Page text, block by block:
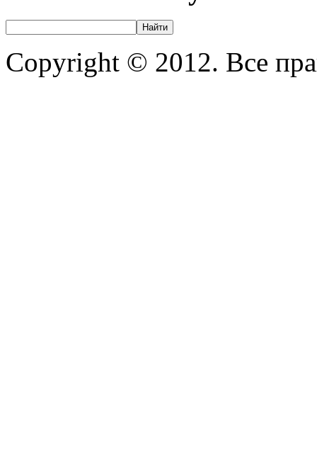
Copyright © 2012. Все